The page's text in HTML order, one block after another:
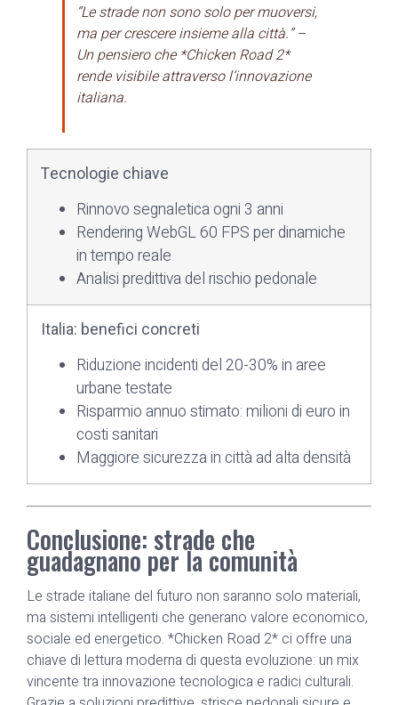
“Le strade non sono solo per muoversi,
ma per crescere insieme alla città.” –
Un pensiero che *Chicken Road 2*
rende visibile attraverso l’innovazione
italiana.
Tecnologie chiave
Rinnovo segnaletica ogni 3 anni
Rendering WebGL 60 FPS per dinamiche
in tempo reale
Analisi predittiva del rischio pedonale
Italia: benefici concreti
Riduzione incidenti del 20-30% in aree
urbane testate
Risparmio annuo stimato: milioni di euro in
costi sanitari
Maggiore sicurezza in città ad alta densità
Conclusione: strade che
guadagnano per la comunità
Le strade italiane del futuro non saranno solo materiali,
ma sistemi intelligenti che generano valore economico,
sociale ed energetico. *Chicken Road 2* ci offre una
chiave di lettura moderna di questa evoluzione: un mix
vincente tra innovazione tecnologica e radici culturali.